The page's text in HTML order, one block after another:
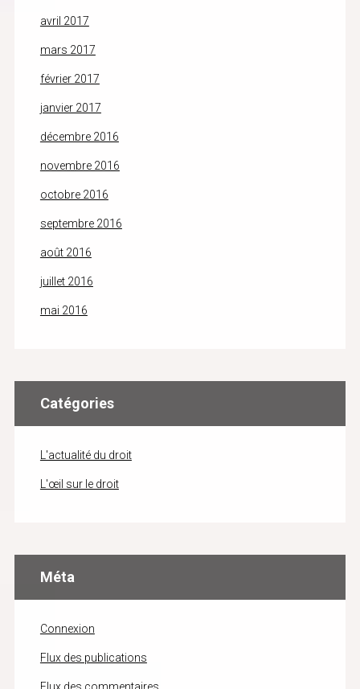
avril 2017
mars 2017
février 2017
janvier 2017
décembre 2016
novembre 2016
octobre 2016
septembre 2016
août 2016
juillet 2016
mai 2016
Catégories
L'actualité du droit
L'œil sur le droit
Méta
Connexion
Flux des publications